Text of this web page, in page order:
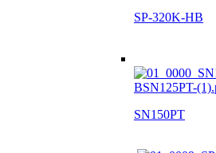
SP-320K-HB
SN150PT